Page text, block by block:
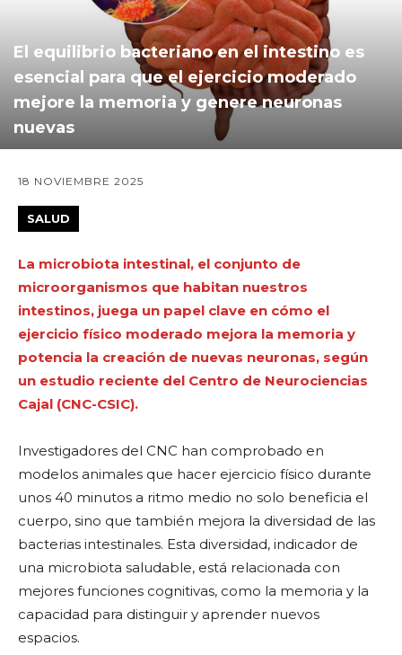
El equilibrio bacteriano en el intestino es
esencial para que el ejercicio moderado
mejore la memoria y genere neuronas
nuevas
18 NOVIEMBRE 2025
SALUD
La microbiota intestinal, el conjunto de
microorganismos que habitan nuestros
intestinos, juega un papel clave en cómo el
ejercicio físico moderado mejora la memoria y
potencia la creación de nuevas neuronas, según
un estudio reciente del Centro de Neurociencias
Cajal (CNC-CSIC).
Investigadores del CNC han comprobado en
modelos animales que hacer ejercicio físico durante
unos 40 minutos a ritmo medio no solo beneficia el
cuerpo, sino que también mejora la diversidad de las
bacterias intestinales. Esta diversidad, indicador de
una microbiota saludable, está relacionada con
mejores funciones cognitivas, como la memoria y la
capacidad para distinguir y aprender nuevos
espacios.